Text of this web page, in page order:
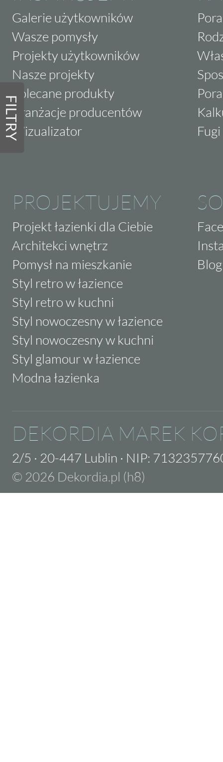
FILTRY
Galerie użytkowników
Wasze pomysły
Projekty użytkowników
Nasze projekty
Polecane produkty
Aranżacje producentów
Wizualizator
PROJEKTUJEMY
Projekt łazienki dla Ciebie
Architekci wnętrz
Pomysł na mieszkanie
Styl retro w łazience
Styl retro w kuchni
Styl nowoczesny w łazience
Styl nowoczesny w kuchni
Styl glamour w łazience
Modna łazienka
Blog
DEKORDIA MAREK
2/5 · 20-447 Lublin · NIP:
© 2026 Dekordia.pl (h8)